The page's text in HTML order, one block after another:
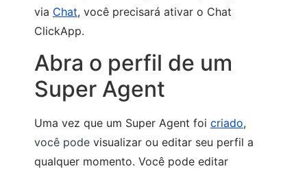
via Chat, você precisará ativar o Chat
ClickApp.
Abra o perfil de um
Super Agent
Uma vez que um Super Agent foi criado,
você pode visualizar ou editar seu perfil a
qualquer momento. Você pode editar